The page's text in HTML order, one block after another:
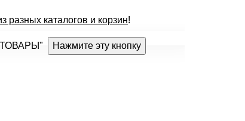
разных каталогов и корзин!
ТОВАРЫ"